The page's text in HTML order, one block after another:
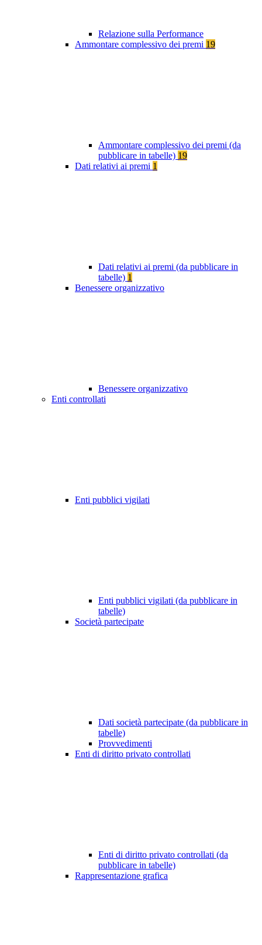
Relazione sulla Performance
Ammontare complessivo dei premi 19
Ammontare complessivo dei premi (da
pubblicare in tabelle) 19
Dati relativi ai premi 1
Dati relativi ai premi (da pubblicare in
tabelle) 1
Benessere organizzativo
Benessere organizzativo
Enti controllati
Enti pubblici vigilati
Enti pubblici vigilati (da pubblicare in
tabelle)
Società partecipate
Dati società partecipate (da pubblicare in
tabelle)
Provvedimenti
Enti di diritto privato controllati
Enti di diritto privato controllati (da
pubblicare in tabelle)
Rappresentazione grafica